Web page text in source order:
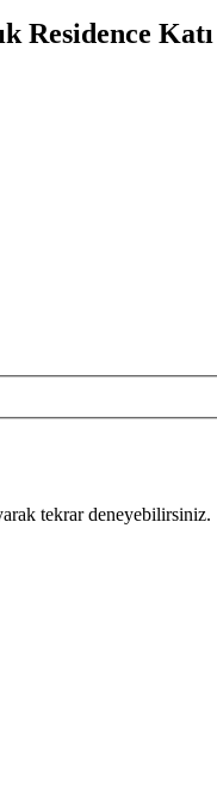
Residence
tekrar deneyebilirsiniz.